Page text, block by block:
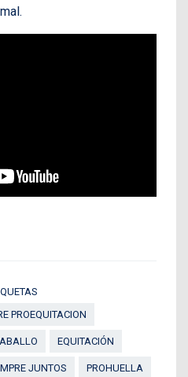
PROEQUITACION
EQUITACIÓN
JUNTOS PROHUELLA